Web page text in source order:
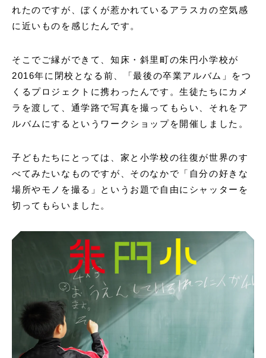
れたのですが、ぼくが惹かれているアラスカの空気感
に近いものを感じたんです。
そこでご縁ができて、知床・斜里町の朱円小学校が
2016年に閉校となる前、「最後の卒業アルバム」をつ
くるプロジェクトに携わったんです。生徒たちにカメ
ラを渡して、通学路で写真を撮ってもらい、それをア
ルバムにするというワークショップを開催しました。
子どもたちにとっては、家と小学校の往復が世界のす
べてみたいなものですが、そのなかで「自分の好きな
場所やモノを撮る」というお題で自由にシャッターを
切ってもらいました。